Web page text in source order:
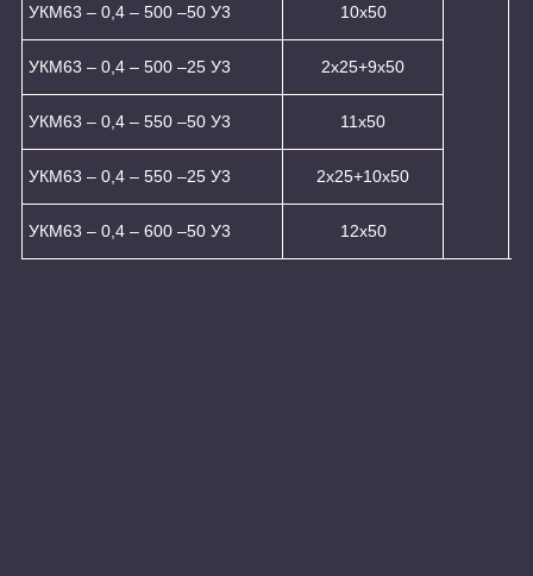
УКМ63 – 0,4 – 500 –50 У3 10х50
УКМ63 – 0,4 – 500 –25 У3 2x25+9x50
УКМ63 – 0,4 – 550 –50 У3 11х50
УКМ63 – 0,4 – 550 –25 У3 2x25+10x50
УКМ63 – 0,4 – 600 –50 У3 12x50